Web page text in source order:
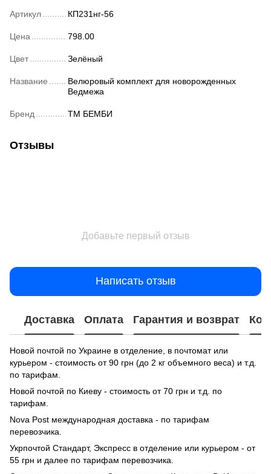
Артикул КП231нг-56
Цена 798.00
Цвет Зелёный
Название
Велюровый комплект для новорожденных
Ведмежа
Бренд ТМ БЕМБИ
Отзывы
Добавьте первый отзыв
Написать отзыв
Доставка Оплата Гарантия и возврат
Новой почтой по Украине в отделение, в почтомат или
курьером - стоимость от 90 грн (до 2 кг объемного веса) и т.д.
по тарифам.
Новой почтой по Киеву - стоимость от 70 грн и т.д. по
тарифам.
Nova Post международная доставка - по тарифам
перевозчика.
Укрпочтой Стандарт, Экспресс в отделение или курьером - от
55 грн и далее по тарифам перевозчика.